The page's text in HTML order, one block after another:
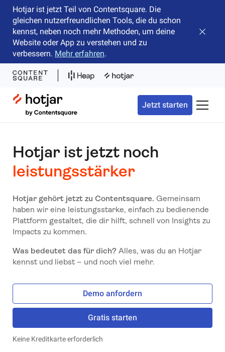
Hotjar ist jetzt Teil von Contentsquare. Die
gleichen nutzerfreundlichen Tools, die du schon
kennst, neben noch mehr Methoden, um deine
Website oder App zu verstehen und zu
verbessern. Mehr erfahren.
Hotjar Logo
Jetzt starten
Hotjar ist jetzt noch
leistungsstärker
Hotjar gehört jetzt zu Contentsquare. Gemeinsam
haben wir eine leistungsstarke, einfach zu bedienende
Plattform gestaltet, die dir hilft, schnell von Insights zu
Impacts zu kommen.
Was bedeutet das für dich?Alles, was du an Hotjar
kennst und liebst – und noch viel mehr.
Demo anfordern
Gratis starten
Keine Kreditkarte erforderlich